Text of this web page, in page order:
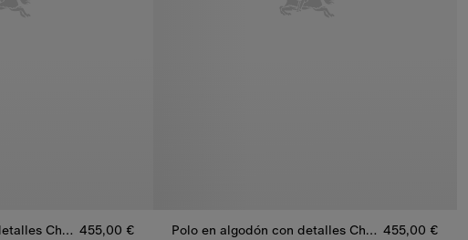
Polo en algodón con detalles Check 455,00 € Polo en algodón con detalles Check 455,00 €